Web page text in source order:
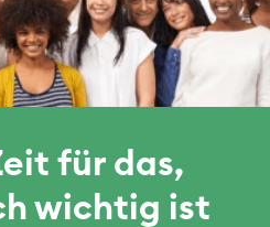
für das,
wichtig ist